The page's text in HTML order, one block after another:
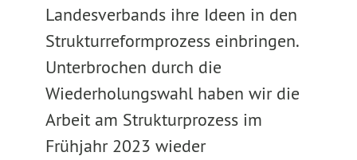
Landesverbands ihre Ideen in den
Strukturreformprozess einbringen.
Unterbrochen durch die
Wiederholungswahl haben wir die
Arbeit am Strukturprozess im
Frühjahr 2023 wieder